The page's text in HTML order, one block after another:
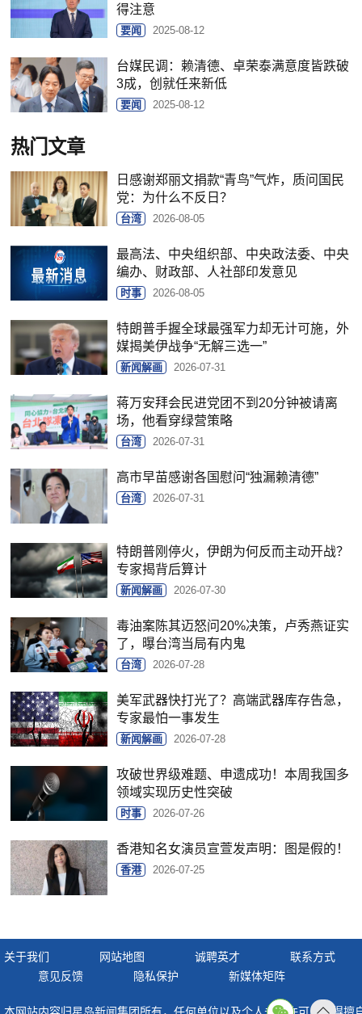
得注意
要闻 2025-08-12
台媒民调：赖清德、卓荣泰满意度皆跌破
3成，创就任来新低
要闻 2025-08-12
热门文章
日感谢郑丽文捐款“青鸟”气炸，质问国民
党：为什么不反日？
台湾 2026-08-05
最高法、中央组织部、中央政法委、中央
编办、财政部、人社部印发意见
时事 2026-08-05
特朗普手握全球最强军力却无计可施，外
媒揭美伊战争“无解三选一”
新闻解画 2026-07-31
蒋万安拜会民进党团不到20分钟被请离
场，他看穿绿营策略
台湾 2026-07-31
高市早苗感谢各国慰问“独漏赖清德”
台湾 2026-07-31
特朗普刚停火，伊朗为何反而主动开战？
专家揭背后算计
新闻解画 2026-07-30
毒油案陈其迈怒问20%决策，卢秀燕证实
了，曝台湾当局有内鬼
台湾 2026-07-28
美军武器快打光了？高端武器库存告急，
专家最怕一事发生
新闻解画 2026-07-28
攻破世界级难题、申遗成功！本周我国多
领域实现历史性突破
时事 2026-07-26
香港知名女演员宣萱发声明：图是假的！
香港 2026-07-25
关于我们 网站地图 诚聘英才
联系方式
意见反馈
隐私保护 新媒体矩阵